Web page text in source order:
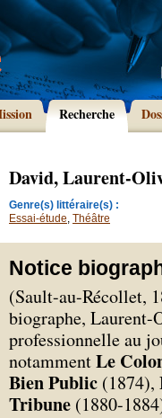
Recherche
David, Laurent-
Genre(s) littéraire(s) :
Essai-étude, Théâtre
Notice
(Sault-au-Récollet,
biographe, Laurent-
professionnelle au
notammentLe
Bien Public (1874),
Tribune (1880-